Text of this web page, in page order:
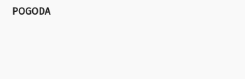
POGODA